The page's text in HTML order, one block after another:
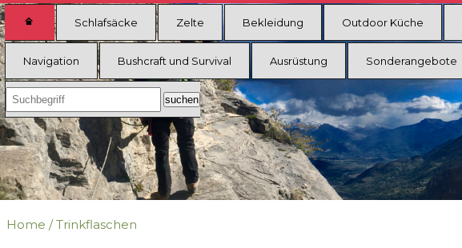
Schlafsäcke Zelte Bekleidung Outdoor Küche
Navigation Bushcraft und Survival Ausrüstung Sonderangebote
Home /Trinkflaschen